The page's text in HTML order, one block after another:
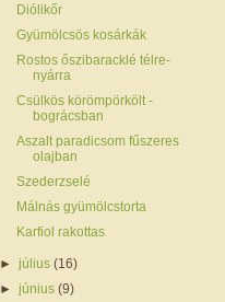
Diólikőr
Gyümölcsös kosárkák
Rostos őszibaracklé télre-
nyárra
Csülkös körömpörkölt -
bográcsban
Aszalt paradicsom fűszeres
olajban
Szederzselé
Málnás gyümölcstorta
Karfiol rakottas
►július(16)
►június(9)